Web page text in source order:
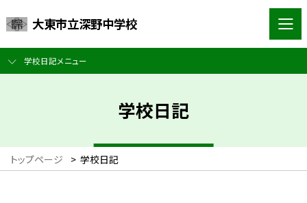
大東市立深野中学校
学校日記メニュー
学校日記
トップページ > 学校日記